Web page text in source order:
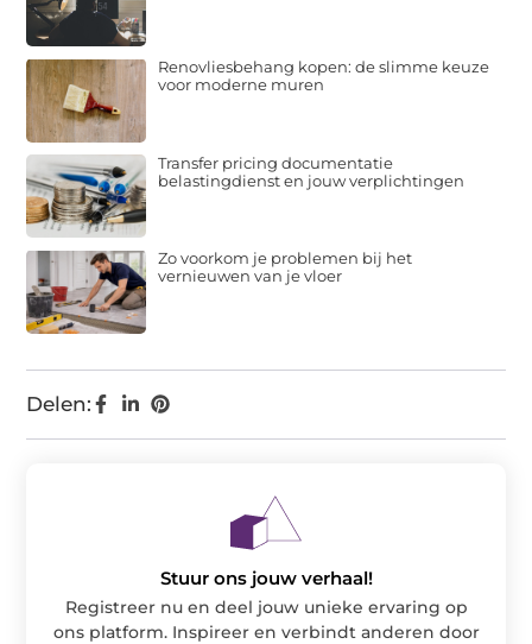
Delen:
Renovliesbehang kopen: de slimme keuze
voor moderne muren
Transfer pricing documentatie
belastingdienst en jouw verplichtingen
Zo voorkom je problemen bij het
vernieuwen van je vloer
Stuur ons jouw verhaal!
Registreer nu en deel jouw unieke ervaring op
ons platform. Inspireer en verbindt anderen door